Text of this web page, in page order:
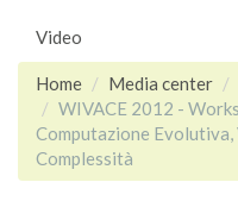
Video
Home
Media center
WIVACE 2012 -
Computazione
Complessità